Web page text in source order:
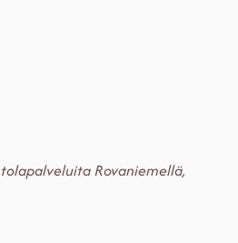
Rovaniemellä,